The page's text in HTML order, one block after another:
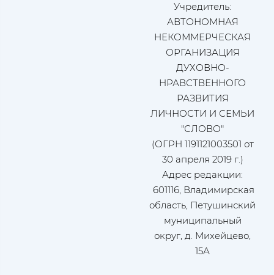
Учредитель:
АВТОНОМНАЯ
НЕКОММЕРЧЕСКАЯ
ОРГАНИЗАЦИЯ
ДУХОВНО-
НРАВСТВЕННОГО
РАЗВИТИЯ
ЛИЧНОСТИ И СЕМЬИ
"СЛОВО"
(ОГРН 1191121003501 от
30 апреля 2019 г.)
Адрес редакции:
601116, Владимирская
область, Петушинский
муниципальный
округ, д. Михейцево,
15А